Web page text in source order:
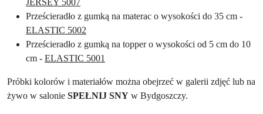
JERSEY 5007
Prześcieradło z gumką na materac o wysokości do 35 cm -
ELASTIC 5002
Prześcieradło z gumką na topper o wysokości od 5 cm do 10
cm - ELASTIC 5001
Próbki kolorów i materiałów można obejrzeć w galerii zdjęć lub na
żywo w salonie SPEŁNIJ SNY w Bydgoszczy.